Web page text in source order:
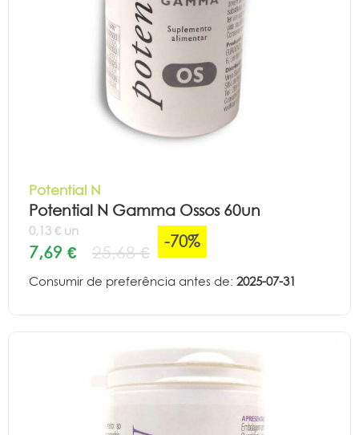
Potential N
Potential N Gamma Ossos 60un
0,13 € un
7,69 € 25,68 €
-70%
Consumir de preferência antes de: 2025-07-31